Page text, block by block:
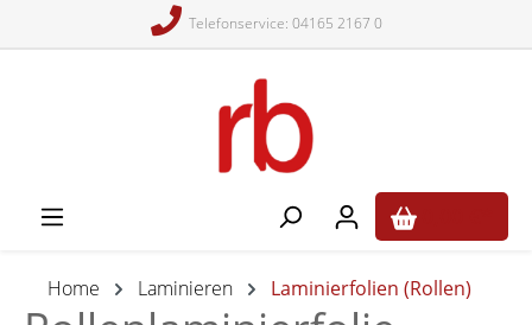
Telefonservice: 04165 2167 0
Home Laminieren Laminierfolien (Rollen)